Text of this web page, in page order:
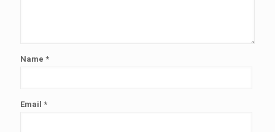
Name *
Email *